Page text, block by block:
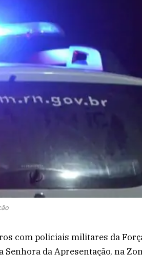
com policiais militares da
Senhora da Apresentação, na